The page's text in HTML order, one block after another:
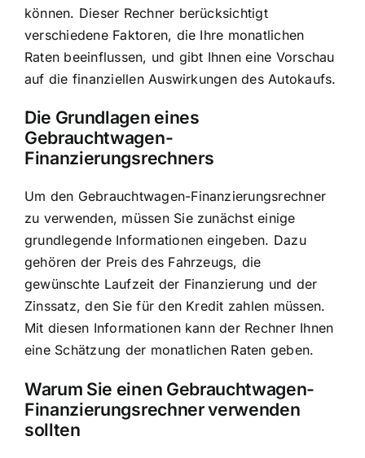
können. Dieser Rechner berücksichtigt
verschiedene Faktoren, die Ihre monatlichen
Raten beeinflussen, und gibt Ihnen eine Vorschau
auf die finanziellen Auswirkungen des Autokaufs.
Die Grundlagen eines
Gebrauchtwagen-
Finanzierungsrechners
Um den Gebrauchtwagen-Finanzierungsrechner
zu verwenden, müssen Sie zunächst einige
grundlegende Informationen eingeben. Dazu
gehören der Preis des Fahrzeugs, die
gewünschte Laufzeit der Finanzierung und der
Zinssatz, den Sie für den Kredit zahlen müssen.
Mit diesen Informationen kann der Rechner Ihnen
eine Schätzung der monatlichen Raten geben.
Warum Sie einen Gebrauchtwagen-
Finanzierungsrechner verwenden
sollten